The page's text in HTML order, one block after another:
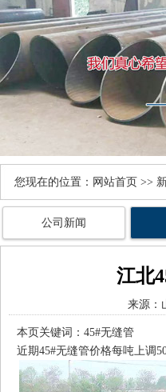
您现在的位置： 网站首页 >>
公司新闻
江北
来源：
本页关键词：45#无缝管
近期45#无缝管价格每吨上调